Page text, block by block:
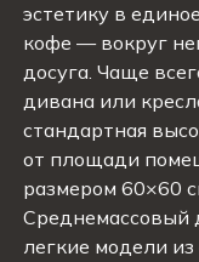
эстетику в
кофе — вокруг
досуга. Чаще
дивана или
стандартная
от площади
размером 60×60
Среднемассовый
легкие модели